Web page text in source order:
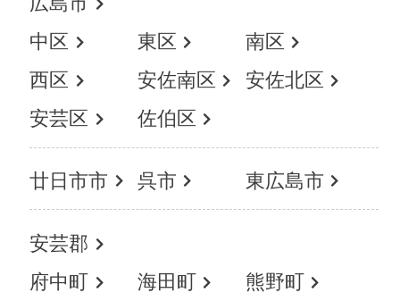
中区
東区
南区
西区
安佐南区
安佐北区
安芸区
佐伯区
廿日市市 呉市 東広島市
安芸郡
府中町
海田町
熊野町